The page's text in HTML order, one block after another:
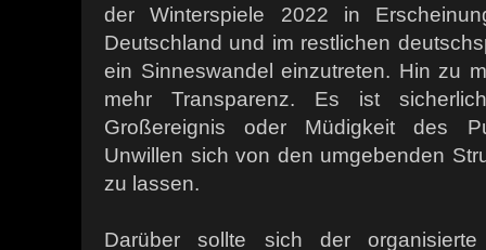
der Winterspiele 2022 in
Deutschland und im restlichen
ein Sinneswandel einzutreten. Hin zu
mehr Transparenz. Es ist
Großereignis oder Müdigkeit des
Unwillen sich von den umgebenden
zu lassen.
Darüber sollte sich der